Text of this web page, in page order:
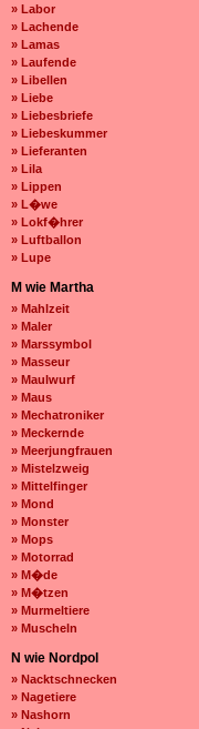
» Labor
» Lachende
» Lamas
» Laufende
» Libellen
» Liebe
» Liebesbriefe
» Liebeskummer
» Lieferanten
» Lila
» Lippen
» L�we
» Lokf�hrer
» Luftballon
» Lupe
M wie Martha
» Mahlzeit
» Maler
» Marssymbol
» Masseur
» Maulwurf
» Maus
» Mechatroniker
» Meckernde
» Meerjungfrauen
» Mistelzweig
» Mittelfinger
» Mond
» Monster
» Mops
» Motorrad
» M�de
» M�tzen
» Murmeltiere
» Muscheln
N wie Nordpol
» Nacktschnecken
» Nagetiere
» Nashorn